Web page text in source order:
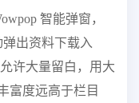
智能弹窗，
出资料下载入
许大量留白，用大
富度远高于栏目